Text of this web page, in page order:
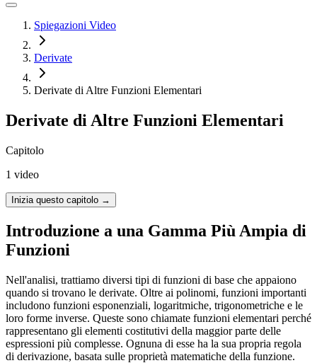
Spiegazioni Video
Derivate
Derivate di Altre Funzioni Elementari
Derivate di Altre Funzioni Elementari
Capitolo
1 video
Inizia questo capitolo →
Introduzione a una Gamma Più Ampia di
Funzioni
Nell'analisi, trattiamo diversi tipi di funzioni di base che appaiono
quando si trovano le derivate. Oltre ai polinomi, funzioni importanti
includono funzioni esponenziali, logaritmiche, trigonometriche e le
loro forme inverse. Queste sono chiamate funzioni elementari perché
rappresentano gli elementi costitutivi della maggior parte delle
espressioni più complesse. Ognuna di esse ha la sua propria regola
di derivazione, basata sulle proprietà matematiche della funzione.